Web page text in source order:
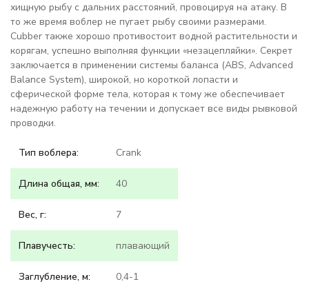
хищную рыбу с дальних расстояний, провоцируя на атаку. В
то же время воблер не пугает рыбу своими размерами.
Cubber также хорошо противостоит водной растительности и
корягам, успешно выполняя функции «незацепляйки». Секрет
заключается в применении системы баланса (ABS, Advanced
Balance System), широкой, но короткой лопасти и
сферической форме тела, которая к тому же обеспечивает
надежную работу на течении и допускает все виды рывковой
проводки.
Тип воблера: Crank
Длина общая, мм: 40
Вес, г: 7
Плавучесть: плавающий
Заглубление, м: 0,4-1